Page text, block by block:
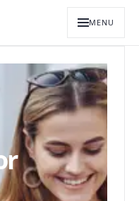
MENU